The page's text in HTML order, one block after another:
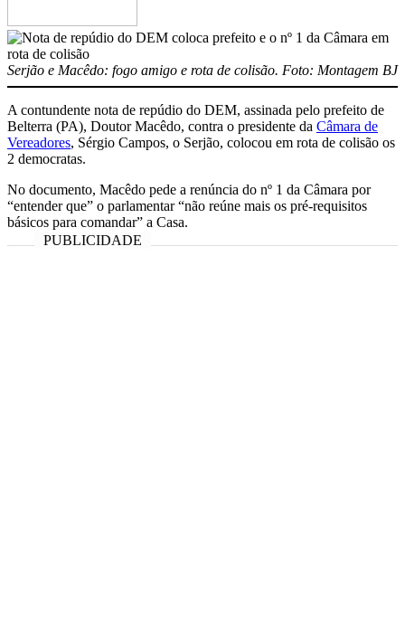
Serjão e Macêdo: fogo amigo e rota de colisão. Foto: Montagem BJ
A contundente nota de repúdio do DEM, assinada pelo prefeito de
Belterra (PA), Doutor Macêdo, contra o presidente da Câmara de
Vereadores, Sérgio Campos, o Serjão, colocou em rota de colisão os
2 democratas.
No documento, Macêdo pede a renúncia do nº 1 da Câmara por
“entender que” o parlamentar “não reúne mais os pré-requisitos
básicos para comandar” a Casa.